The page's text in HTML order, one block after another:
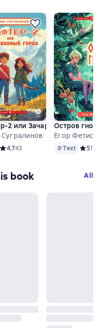
оценок
2 или Зачарованный
Средний рейтинг 4,7 на основе 43
4,743
Остров
Егор
TextText 51
book All